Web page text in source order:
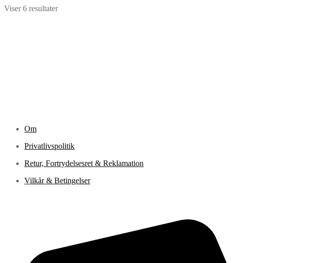
Viser 6 resultater
Om
Privatlivspolitik
Retur, Fortrydelsesret & Reklamation
Vilkår & Betingelser